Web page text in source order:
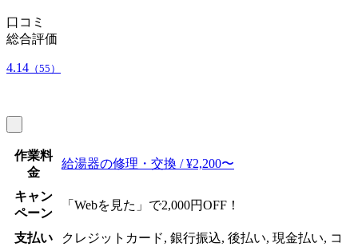
口コミ
総合評価
4.14 （55）
作業料
金
給湯器の修理・交換 / ¥2,200〜
キャン
ペーン
「Webを見た」で2,000円OFF！
支払い
クレジットカード, 銀行振込, 後払い, 現金払い, コ